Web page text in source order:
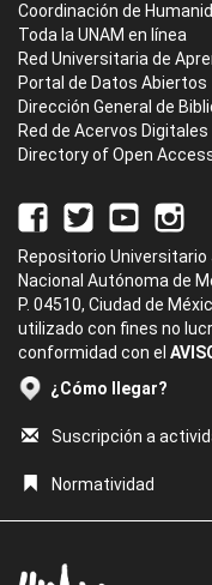
Coordinación de
Toda la UNAM en línea
Red Universitaria de
Portal de Datos Abiertos
Dirección General de
Red de Acervos Digitales
Directory of Open
Repositorio Universitario
Nacional Autónoma de
P. 04510, Ciudad de
utilizado con fines no
conformidad con el
¿Cómo llegar?
Suscripción a
Normatividad